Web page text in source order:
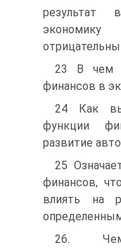
результат
23 В чем
финансов в
24 Как
функции
развитие
25
финансов,
влиять на
26.